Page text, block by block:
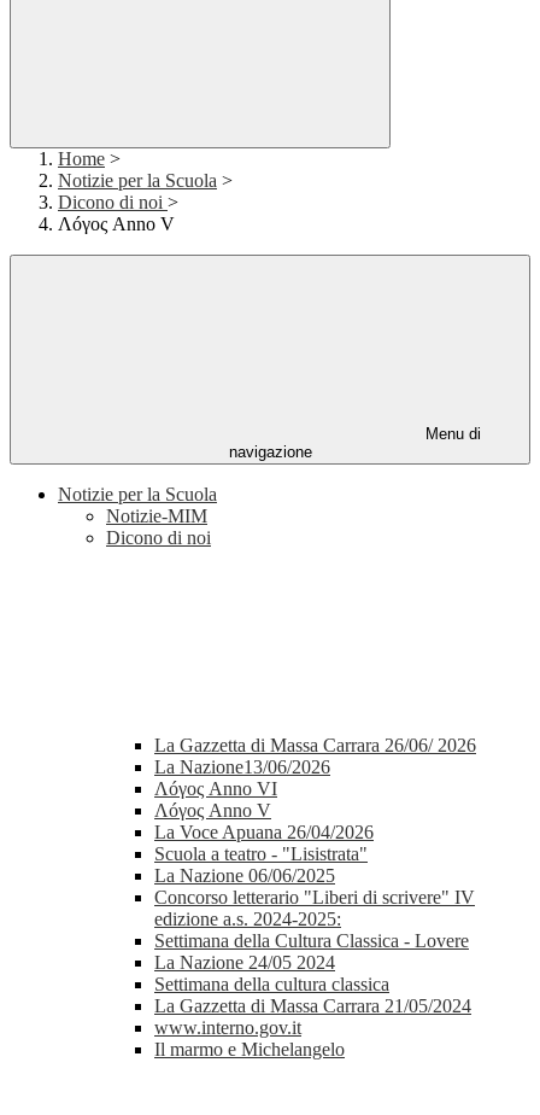
Home >
Notizie per la Scuola >
Dicono di noi >
Λóγος Anno V
Menu di
navigazione
Notizie per la Scuola
Notizie-MIM
Dicono di noi
La Gazzetta di Massa Carrara 26/06/ 2026
La Nazione13/06/2026
Λóγος Anno VI
Λóγος Anno V
La Voce Apuana 26/04/2026
Scuola a teatro - "Lisistrata"
La Nazione 06/06/2025
Concorso letterario "Liberi di scrivere" IV
edizione a.s. 2024-2025:
Settimana della Cultura Classica - Lovere
La Nazione 24/05 2024
Settimana della cultura classica
La Gazzetta di Massa Carrara 21/05/2024
www.interno.gov.it
Il marmo e Michelangelo